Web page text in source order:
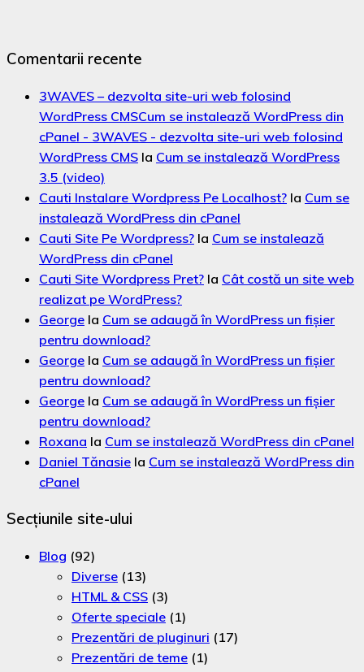
Comentarii recente
3WAVES – dezvolta site-uri web folosind
WordPress CMSCum se instalează WordPress din
cPanel - 3WAVES - dezvolta site-uri web folosind
WordPress CMS la Cum se instalează WordPress
3.5 (video)
Cauti Instalare Wordpress Pe Localhost? la Cum se
instalează WordPress din cPanel
Cauti Site Pe Wordpress? la Cum se instalează
WordPress din cPanel
Cauti Site Wordpress Pret? la Cât costă un site web
realizat pe WordPress?
George la Cum se adaugă în WordPress un fișier
pentru download?
George la Cum se adaugă în WordPress un fișier
pentru download?
George la Cum se adaugă în WordPress un fișier
pentru download?
Roxana la Cum se instalează WordPress din cPanel
Daniel Tănasie la Cum se instalează WordPress din
cPanel
Secțiunile site-ului
Blog (92)
Diverse (13)
HTML & CSS (3)
Oferte speciale (1)
Prezentări de pluginuri (17)
Prezentări de teme (1)